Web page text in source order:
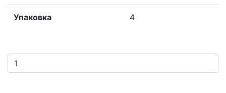
Упаковка 4